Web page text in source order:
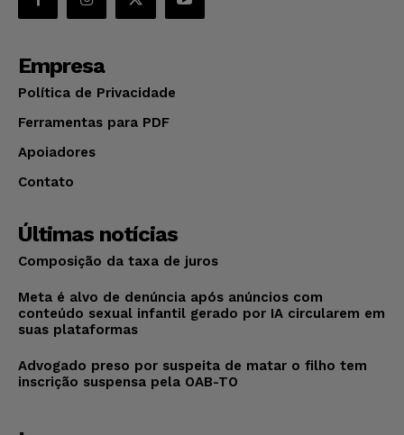
Empresa
Política de Privacidade
Ferramentas para PDF
Apoiadores
Contato
Últimas notícias
Composição da taxa de juros
Meta é alvo de denúncia após anúncios com
conteúdo sexual infantil gerado por IA circularem em
suas plataformas
Advogado preso por suspeita de matar o filho tem
inscrição suspensa pela OAB-TO